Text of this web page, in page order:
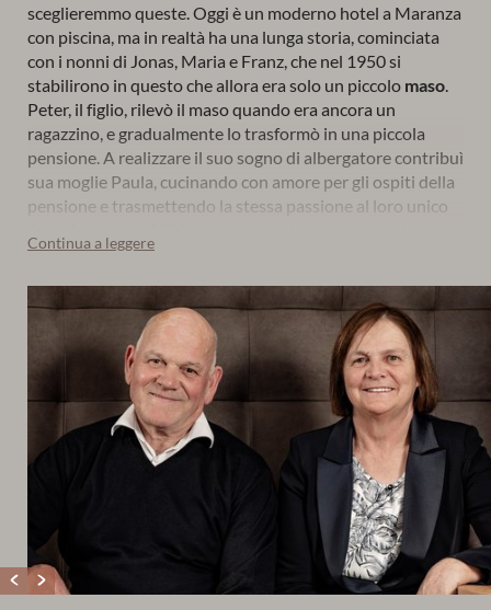
sceglieremmo queste. Oggi è un moderno hotel a Maranza
con piscina, ma in realtà ha una lunga storia, cominciata
con i nonni di Jonas, Maria e Franz, che nel 1950 si
stabilirono in questo che allora era solo un piccolo maso.
Peter, il figlio, rilevò il maso quando era ancora un
ragazzino, e gradualmente lo trasformò in una piccola
pensione. A realizzare il suo sogno di albergatore contribuì
sua moglie Paula, cucinando con amore per gli ospiti della
pensione e trasmettendo la stessa passione al loro unico
panoramico a tre stelle, e nel 2015 Jonas e sua moglie
ristrutturazione, oggi l’Huberhof è diventato un hotel di
montagna in Alto Adigea quattro stelle
. Una delle cose
che lo rendono speciale è l’
autentico maso altoatesino
si trova proprio accanto all’hotel.
Continua a leggere